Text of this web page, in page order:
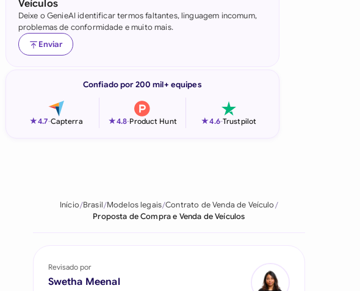
Indonesia
Ireland
Netherlands
Saudi Arabia
Veículos
Deixe o GenieAI identificar termos faltantes, linguagem incomum,
problemas de conformidade e muito mais.
Enviar
Confiado por 200 mil+ equipes
★4.7-Capterra ★4.8-Product Hunt ★4.6-Trustpilot
Início Brasil Modelos legais Contrato de Venda de Veículo
Proposta de Compra e Venda de Veículos
Revisado por
Swetha Meenal